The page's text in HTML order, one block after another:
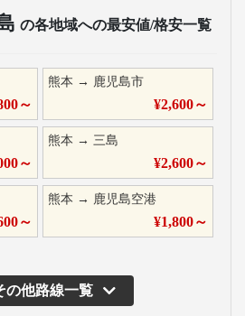
の各地域への最安値/格安一覧
～
熊本 → 鹿児島市
¥2,600～
～
熊本 →三島
¥2,600～
～
熊本 → 鹿児島空港
¥1,800～
の他路線一覧